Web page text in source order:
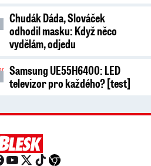
Chudák Dáda, Slováček
odhodil masku: Když něco
vydělám, odjedu
Samsung UE55H6400: LED
televizor pro každého? [test]